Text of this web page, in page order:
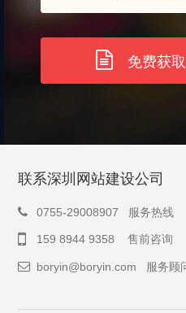
免费获
联系深圳网站建设公司
0755-29008907 服务热线
159 8944 9358 售前咨询
boryin@boryin.com 服务顾